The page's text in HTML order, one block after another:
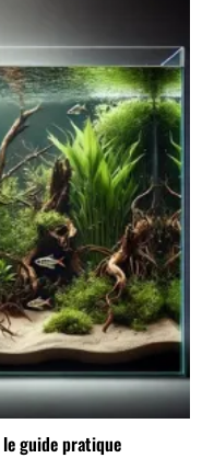
guide pratique